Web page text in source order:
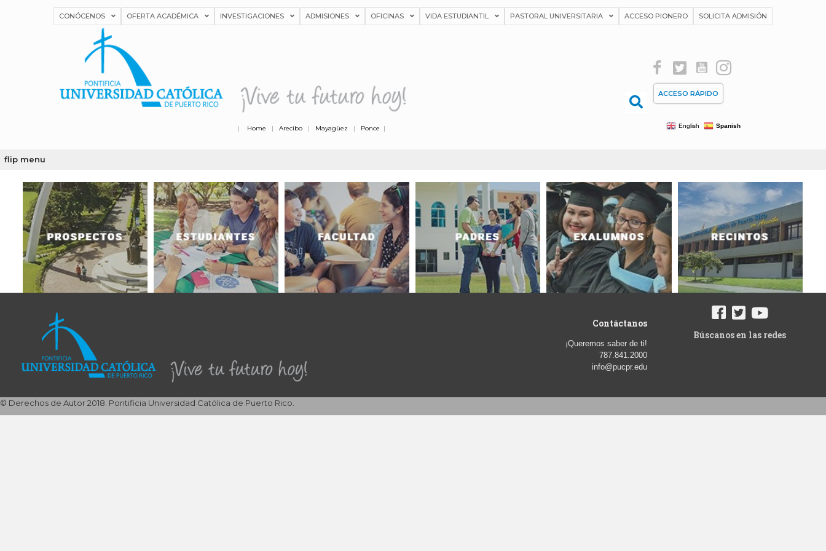
CONÓCENOS OFERTA ACADÉMICA INVESTIGACIONES ADMISIONES OFICINAS VIDA ESTUDIANTIL PASTORAL UNIVERSITARIA ACCESO PIONERO SOLICITA ADMISIÓN
| Home |Arecibo | Mayagüez | Ponce |
ACCESO RÁPIDO
English Spanish
flip menu
[listmenu menu="prospectos"
menu_class="menu-class"]
[listmenu menu="estudiantes"
menu_class="menu-class"]
[listmenu menu="facultad"
menu_class="menu-class"]
[listmenu menu="padres"
menu_class="menu-class"]
[listmenu menu="exalumnos"
menu_class="menu-class"]
[listmenu menu="recintos"
menu_class="menu-class"]
Contáctanos
¡Queremos saber de ti!
787.841.2000
info@pucpr.edu
Búscanos en las redes
© Derechos de Autor 2018. Pontificia Universidad Católica de Puerto Rico.